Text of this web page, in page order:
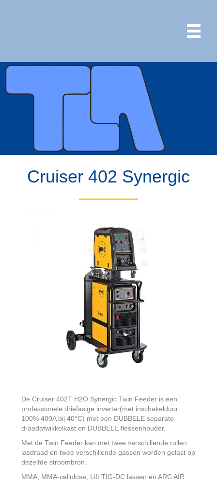
Cruiser 402 Synergic
De Cruiser 402T H2O Synergic Twin Feeder is een
professionele driefasige inverter(met inschakelduur
100% 400A bij 40°C) met een DUBBELE separate
draadafwikkelkast en DUBBELE flessenhouder.
Met de Twin Feeder kan met twee verschillende rollen
lasdraad en twee verschillende gassen worden gelast op
dezelfde stroombron.
MMA, MMA-cellulose, Lift TIG-DC lassen en ARC AIR